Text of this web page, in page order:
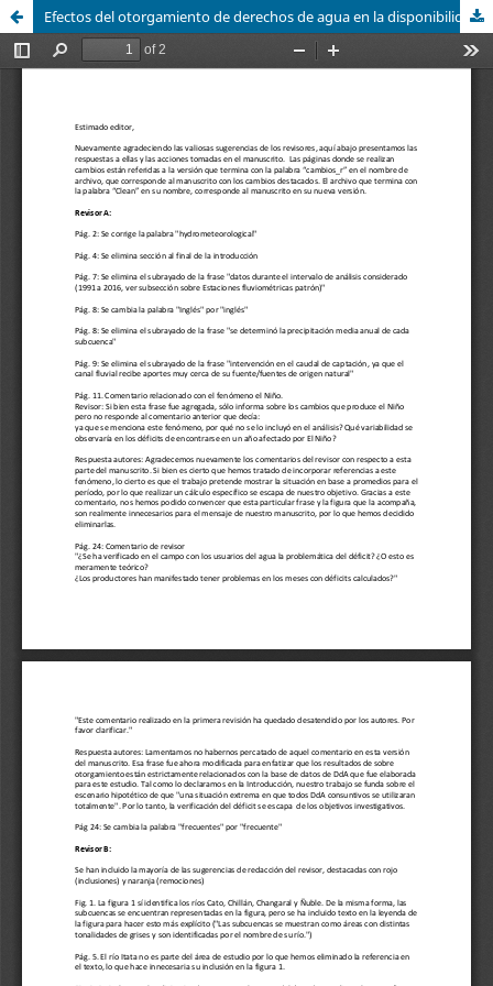
Efectos del otorgamiento de derechos de agua en la disponibilidad de recursos hídricos en la cuenca del rÃ­o Ã‘uble, Chile Centro Sur / Effects of water rights allocation on water resources availability within the Ã‘uble River Basin, South Central Chile